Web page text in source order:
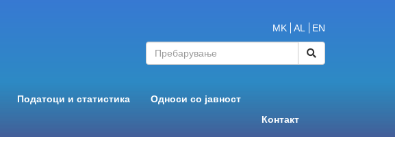
MK AL EN
Податоци и статистика
Односи со јавност
Контакт